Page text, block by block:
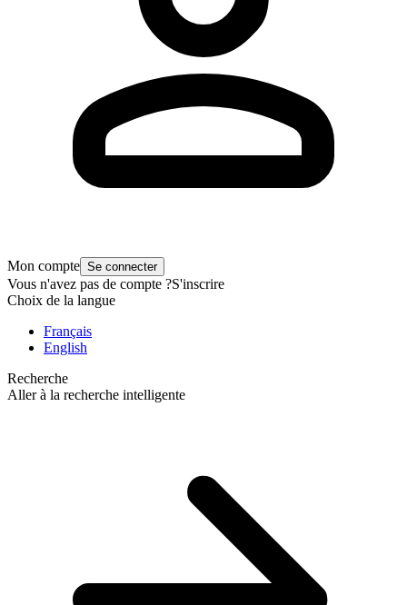
Mon compte Se connecter
Vous n'avez pas de compte ?S'inscrire
Choix de la langue
Français
English
Recherche
Aller à la recherche intelligente